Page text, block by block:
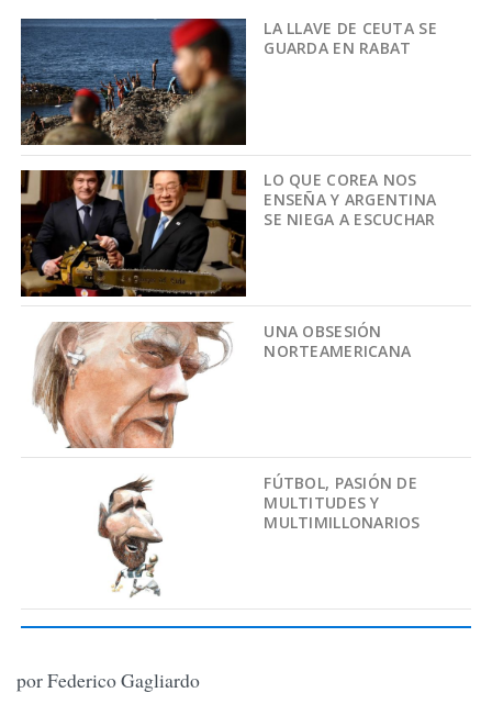
LA LLAVE DE CEUTA SE
GUARDA EN RABAT
LO QUE COREA NOS
ENSEÑA Y ARGENTINA
SE NIEGA A ESCUCHAR
UNA OBSESIÓN
NORTEAMERICANA
FÚTBOL, PASIÓN DE
MULTITUDES Y
MULTIMILLONARIOS
por Federico Gagliardo